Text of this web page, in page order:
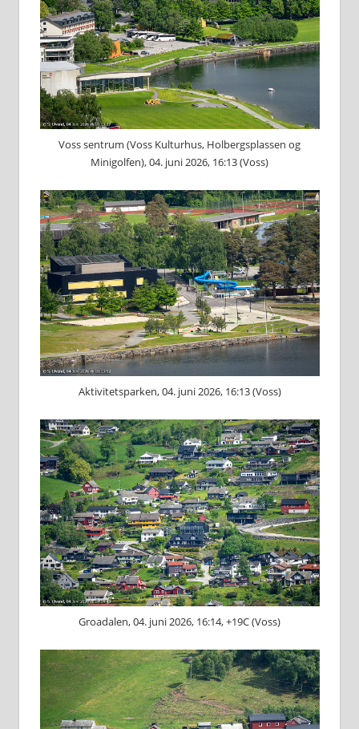
Voss sentrum (Voss Kulturhus, Holbergsplassen og
Minigolfen), 04. juni 2026, 16:13 (Voss)
Aktivitetsparken, 04. juni 2026, 16:13 (Voss)
Groadalen, 04. juni 2026, 16:14, +19C (Voss)